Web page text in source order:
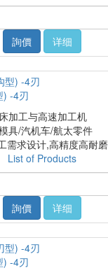
詢價
详细
) -4刃
加工与高速加工机
具/汽机车/航太零件
需求设计,高精度高耐磨
List of Products
詢價
详细
) -4刃